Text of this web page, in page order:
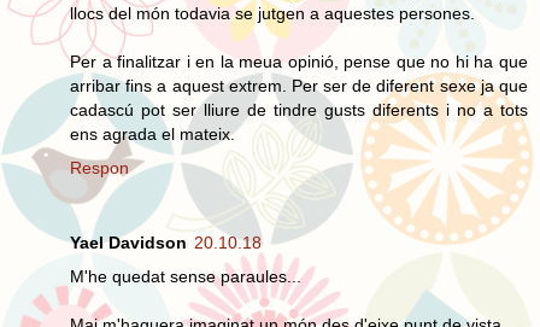
llocs del món todavia se jutgen a aquestes persones.
Per a finalitzar i en la meua opinió, pense que no hi ha que
arribar fins a aquest extrem. Per ser de diferent sexe ja que
cadascú pot ser lliure de tindre gusts diferents i no a tots
ens agrada el mateix.
Respon
Yael Davidson 20.10.18
M'he quedat sense paraules...